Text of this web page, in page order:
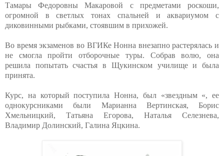
Тамары Федоровны Макаровой с предметами роскоши,
огромной в светлых тонах спальней и аквариумом с
диковинными рыбками, стоявшим в прихожей.
Во время экзаменов во ВГИКе Нонна внезапно растерялась и
не смогла пройти отборочные туры. Собрав волю, она
решила попытать счастья в Щукинском училище и была
принята.
Курс, на который поступила Нонна, был «звездным «, ее
однокурсниками были Марианна Вертинская, Борис
Хмельницкий, Татьяна Егорова, Наталья Селезнева,
Владимир Долинский, Галина Яцкина.